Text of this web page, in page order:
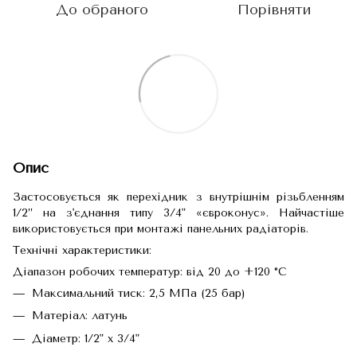
До обраного Порівняти
Опис
Застосовується як перехідник з внутрішнім різьбленням
1/2” на з'єднання типу 3/4" «євроконус». Найчастіше
використовується при монтажі панельних радіаторів.
Технічні характеристики:
Діапазон робочих температур: від 20 до +120 °С
Максимальний тиск: 2,5 МПа (25 бар)
Матеріал: латунь
Діаметр: 1/2" х 3/4"